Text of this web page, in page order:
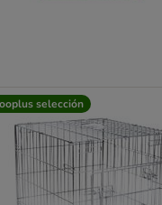
selección